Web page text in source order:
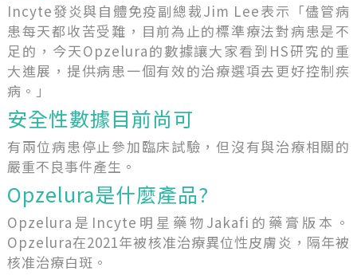
Incyte發炎與自體免疫副總裁Jim Lee表示「儘管病
患每天都收苦受難，目前為止的標準療法對病患是不
足的，今天Opzelura的數據讓大家看到HS研究的重
大進展，提供病患一個有效的治療選項去更好控制疾
病。」
安全性數據目前尚可
有兩位病患停止參加臨床試驗，但沒有與治療相關的
嚴重不良事件產生。
Opzelura是什麼產品?
Opzelura是Incyte明星藥物Jakafi的藥膏版本。
Opzelura在2021年被核准治療異位性皮膚炎，隔年被
核准治療白斑。